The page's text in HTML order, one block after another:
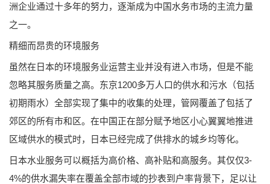
洲企业通过十多年的努力，逐渐成为中国水务市场的主流力量
之一。
精细而昂贵的环境服务
虽然在日本的环境服务业运营主业并没有进入市场，但是不能
忽略其服务质量之高。东京1200多万人口的供水和污水（包括
初期雨水）全部实现了集中的收集的处理，管网覆盖了包括了
郊区的所有市和区。在中国正在部分赋予地区小心翼翼地推进
区域供水的模式时，日本已经完成了供排水的城乡均等化。
日本水业服务可以概括为高价格、高补贴和高服务。其仅仅3-
4%的供水漏失率在覆盖全部市域的抄表到户率背景下，足以让